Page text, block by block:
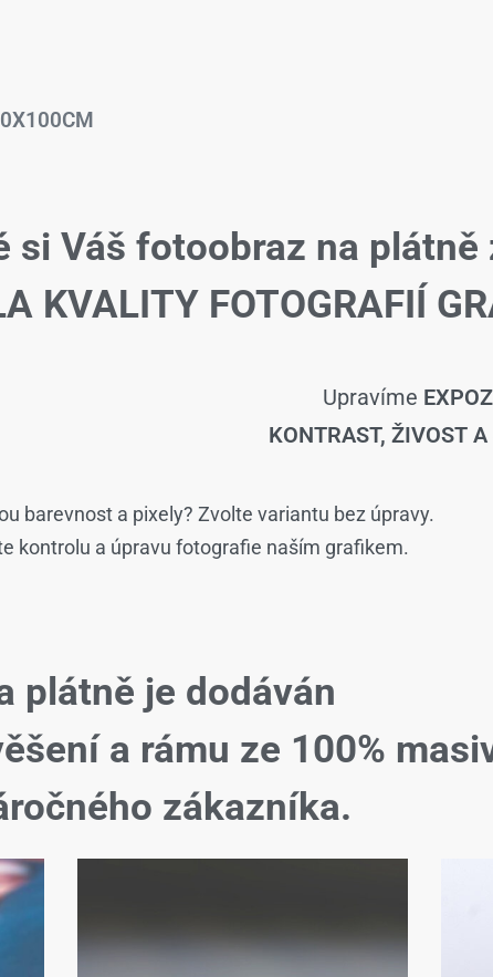
Váš fotoobraz na plátně
KVALITY FOTOGRAFIÍ
Upravíme
KONTRAST, ŽIVOST A
barevnost a pixely? Zvolte variantu bez úpravy.
kontrolu a úpravu fotografie naším grafikem.
plátně je dodáván
a rámu ze 100%
zákazníka.